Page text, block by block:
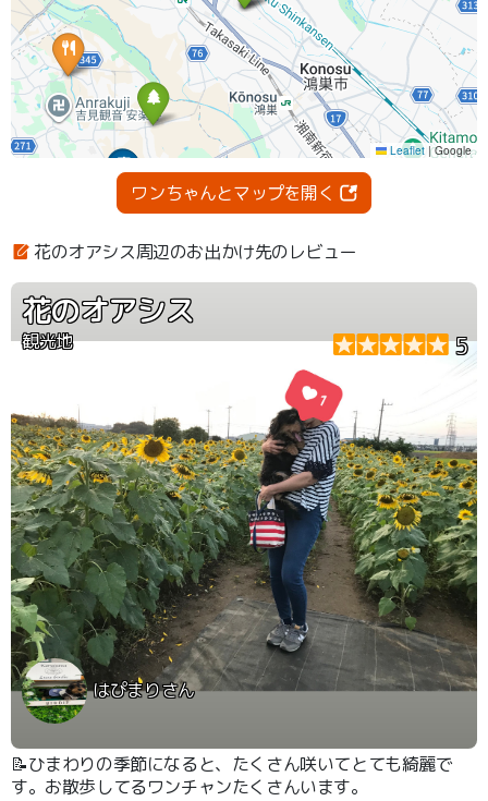
ワンちゃんとマップを開く
花のオアシス周辺のお出かけ先のレビュー
花のオアシス
観光地 5
はぴまりさん
📝ひまわりの季節になると、たくさん咲いてとても綺麗で
す。お散歩してるワンチャンたくさんいます。